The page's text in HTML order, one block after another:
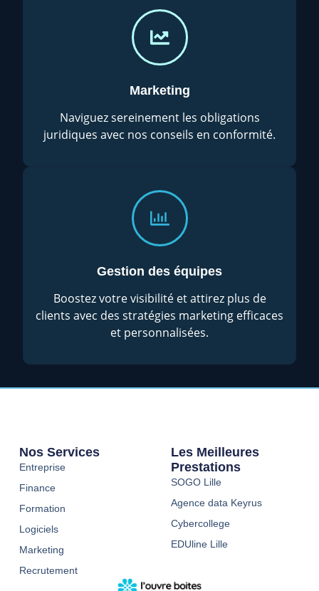
Marketing
Naviguez sereinement les obligations
juridiques avec nos conseils en conformité.
Gestion des équipes
Boostez votre visibilité et attirez plus de
clients avec des stratégies marketing efficaces
et personnalisées.
Nos Services
Entreprise
Finance
Formation
Logiciels
Marketing
Recrutement
Les Meilleures
Prestations
SOGO Lille
Agence data Keyrus
Cybercollege
EDUline Lille